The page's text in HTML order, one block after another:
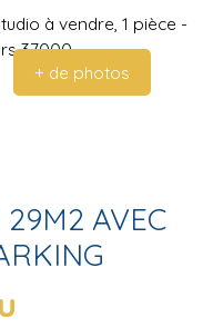
+ de photos
AVEC